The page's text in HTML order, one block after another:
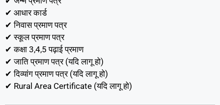
✔ आधार कार्ड
✔ निवास प्रमाण पत्र
✔ स्कूल प्रमाण पत्र
✔ कक्षा 3,4,5 पढ़ाई प्रमाण
✔ जाति प्रमाण पत्र (यदि लागू हो)
✔ दिव्यांग प्रमाण पत्र (यदि लागू हो)
✔ Rural Area Certificate (यदि लागू हो)